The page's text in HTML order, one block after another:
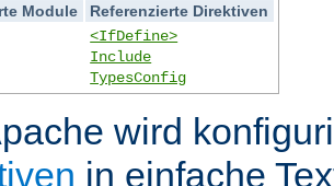
Module
Referenzierte Direktiven
<IfDefine>
Include
TypesConfig
wird
in einfache